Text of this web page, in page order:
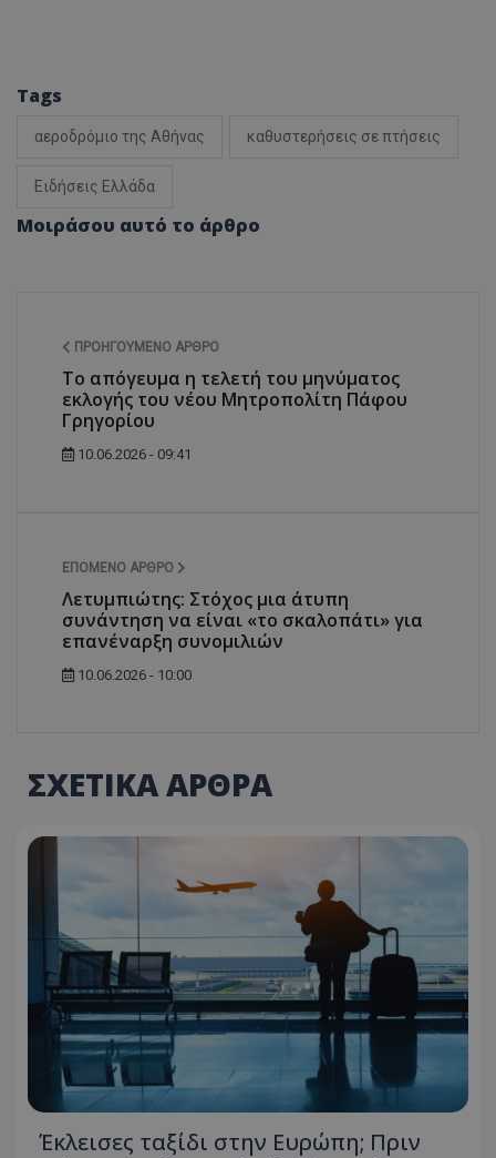
Tags
αεροδρόμιο της Αθήνας καθυστερήσεις σε πτήσεις
Ειδήσεις Ελλάδα
Μοιράσου αυτό το άρθρο
ΠΡΟΗΓΟΎΜΕΝΟ ΆΡΘΡΟ
Το απόγευμα η τελετή του μηνύματος
εκλογής του νέου Μητροπολίτη Πάφου
Γρηγορίου
10.06.2026 - 09:41
ΕΠΌΜΕΝΟ ΆΡΘΡΟ
Λετυμπιώτης: Στόχος μια άτυπη
συνάντηση να είναι «το σκαλοπάτι» για
επανέναρξη συνομιλιών
10.06.2026 - 10:00
ΣΧΕΤΙΚΑ ΑΡΘΡΑ
Έκλεισες ταξίδι στην Ευρώπη; Πριν